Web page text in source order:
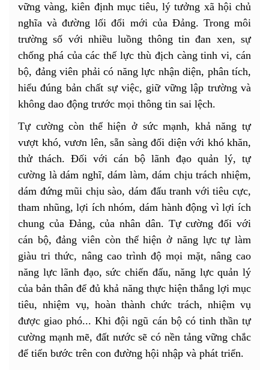
vững vàng, kiên định mục tiêu, lý tưởng xã hội chủ
nghĩa và đường lối đổi mới của Đảng. Trong môi
trường số với nhiều luồng thông tin đan xen, sự
chống phá của các thế lực thù địch càng tinh vi, cán
bộ, đảng viên phải có năng lực nhận diện, phân tích,
hiểu đúng bản chất sự việc, giữ vững lập trường và
không dao động trước mọi thông tin sai lệch.
Tự cường còn thể hiện ở sức mạnh, khả năng tự
vượt khó, vươn lên, sẵn sàng đối diện với khó khăn,
thử thách. Đối với cán bộ lãnh đạo quản lý, tự
cường là dám nghĩ, dám làm, dám chịu trách nhiệm,
dám đứng mũi chịu sào, dám đấu tranh với tiêu cực,
tham nhũng, lợi ích nhóm, dám hành động vì lợi ích
chung của Đảng, của nhân dân. Tự cường đối với
cán bộ, đảng viên còn thể hiện ở năng lực tự làm
giàu tri thức, nâng cao trình độ mọi mặt, nâng cao
năng lực lãnh đạo, sức chiến đấu, năng lực quản lý
của bản thân để đủ khả năng thực hiện thắng lợi mục
tiêu, nhiệm vụ, hoàn thành chức trách, nhiệm vụ
được giao phó... Khi đội ngũ cán bộ có tinh thần tự
cường mạnh mẽ, đất nước sẽ có nền tảng vững chắc
để tiến bước trên con đường hội nhập và phát triển.